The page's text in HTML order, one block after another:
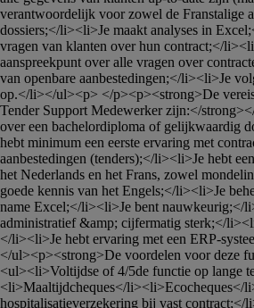
verantwoordelijk voor zowel de Franstalige
dossiers;</li><li>Je maakt analyses in
vragen van klanten over hun contract;</
aanspreekpunt over alle vragen over
van openbare aanbestedingen;</li><li>Je
op.</li></ul><p> </p><p><strong>De
Tender Support Medewerker zijn:</
over een bachelordiploma of gelijkwaardig
hebt minimum een eerste ervaring met
aanbestedingen (tenders);</li><li>Je hebt
het Nederlands en het Frans, zowel
goede kennis van het Engels;</li><li>Je
name Excel;</li><li>Je bent nauwkeurig;</
administratief &amp; cijfermatig sterk;</
</li><li>Je hebt ervaring met een ERP-
</ul><p><strong>De voordelen voor deze
<ul><li>Voltijdse of 4/5de functie op lange
<li>Maaltijdcheques</li><li>Ecocheques</
hospitalisatieverzekering bij vast